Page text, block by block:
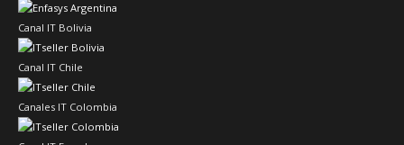
Canal IT Bolivia
Canal IT Chile
Canales IT Colombia